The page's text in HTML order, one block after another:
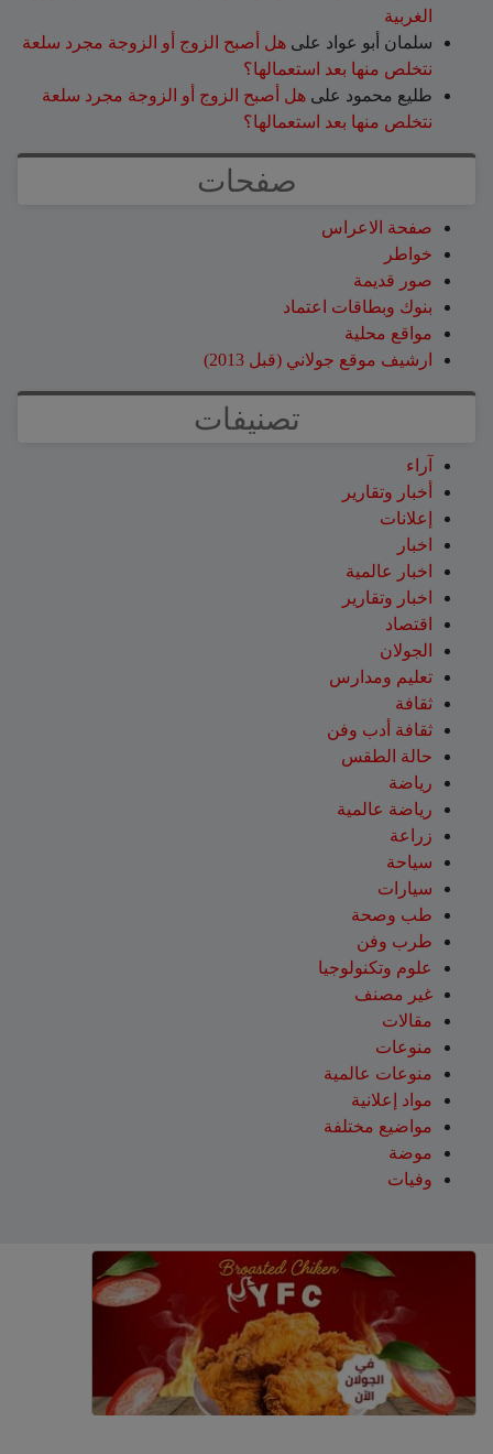
الغربية
سلمان أبو عواد على هل أصبح الزوج أو الزوجة مجرد سلعة
نتخلص منها بعد استعمالها؟
طليع محمود على هل أصبح الزوج أو الزوجة مجرد سلعة
نتخلص منها بعد استعمالها؟
صفحات
صفحة الاعراس
خواطر
صور قديمة
بنوك وبطاقات اعتماد
مواقع محلية
ارشيف موقع جولاني (قبل 2013)
تصنيفات
آراء
أخبار وتقارير
إعلانات
اخبار
اخبار عالمية
اخبار وتقارير
اقتصاد
الجولان
تعليم ومدارس
ثقافة
ثقافة أدب وفن
حالة الطقس
رياضة
رياضة عالمية
زراعة
سياحة
سيارات
طب وصحة
طرب وفن
علوم وتكنولوجيا
غير مصنف
مقالات
منوعات
منوعات عالمية
مواد إعلانية
مواضيع مختلفة
موضة
وفيات